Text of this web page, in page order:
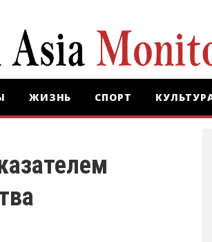
ЖИЗНЬ СПОРТ